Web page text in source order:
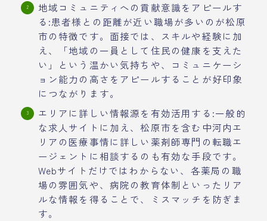
地域コミュニティへの貢献意識をアピールす
る:患者様との距離が近い職場が多いのが松原
市の特徴です。面接では、スキルや経験に加
え、「地域の一員として住民の健康を支えた
い」という温かい気持ちや、コミュニケーシ
ョン能力の高さをアピールすることが好印象
につながります。
エリアに詳しい情報源を有効活用する:一般的
な求人サイトに加え、松原市を含む中河内エ
リアの医療事情に詳しい薬剤師専門の転職エ
ージェントに相談するのも有効な手段です。
Webサイトだけではわからない、各薬局の職
場の雰囲気や、病院の教育体制といったリア
ルな情報を得ることで、ミスマッチを防ぎま
す。